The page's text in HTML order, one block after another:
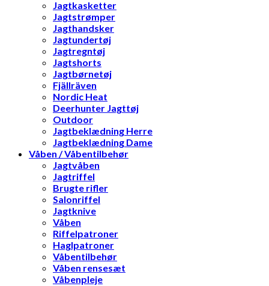
Jagtkasketter
Jagtstrømper
Jagthandsker
Jagtundertøj
Jagtregntøj
Jagtshorts
Jagtbørnetøj
Fjällräven
Nordic Heat
Deerhunter Jagttøj
Outdoor
Jagtbeklædning Herre
Jagtbeklædning Dame
Våben / Våbentilbehør
Jagtvåben
Jagtriffel
Brugte rifler
Salonriffel
Jagtknive
Våben
Riffelpatroner
Haglpatroner
Våbentilbehør
Våben rensesæt
Våbenpleje